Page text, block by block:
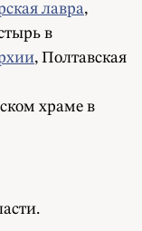
лавра,
в
, Полтавская
храме в